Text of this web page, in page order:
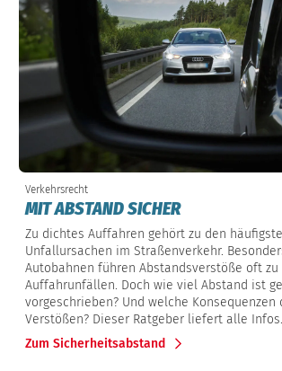
Verkehrsrecht
MIT ABSTAND SICHER
Zu dichtes Auffahren gehört zu den
Unfallursachen im Straßenverkehr.
Autobahnen führen Abstandsverstöße oft zu
Auffahrunfällen. Doch wie viel Abstand ist
vorgeschrieben? Und welche Konsequenzen
Verstößen? Dieser Ratgeber liefert alle Infos.
Zum Sicherheitsabstand